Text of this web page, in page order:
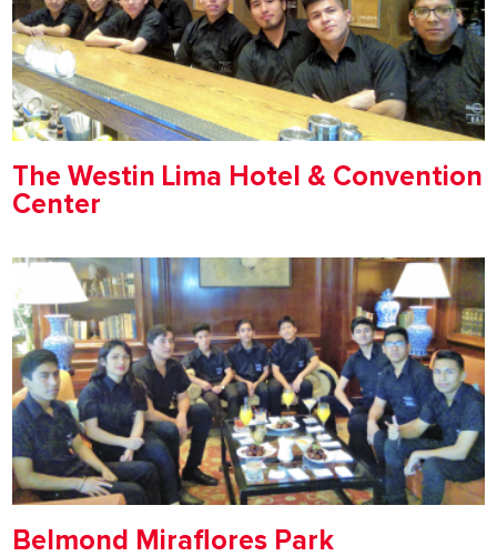
The Westin Lima Hotel & Convention
Center
Belmond Miraflores Park